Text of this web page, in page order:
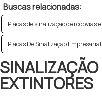
Buscas relacionadas:
Placas de sinalização de rodovias
Placas De Sinalização Empresarial
SINALIZAÇÃO
EXTINTORES